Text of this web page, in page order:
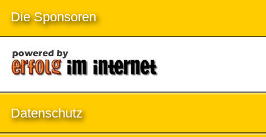
Die Sponsoren
Datenschutz